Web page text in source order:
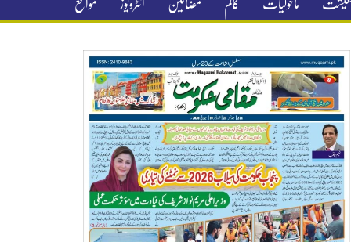
معیشت ماحولیات کالم مضامین انٹرویوز مواقع